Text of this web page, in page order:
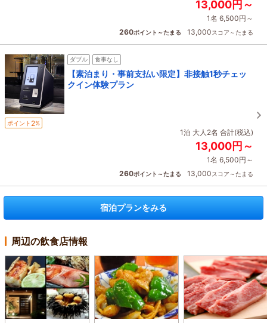
13,000円～
1名 6,500円～
260ポイント～たまる 13,000スコア～たまる
ダブル 食事なし
【素泊まり・事前支払い限定】非接触1秒チェッ
クイン体験プラン
ポイント 2%
1泊 大人2名 合計(税込)
13,000円～
1名 6,500円～
260ポイント～たまる 13,000スコア～たまる
宿泊プランをみる
周辺の飲食店情報